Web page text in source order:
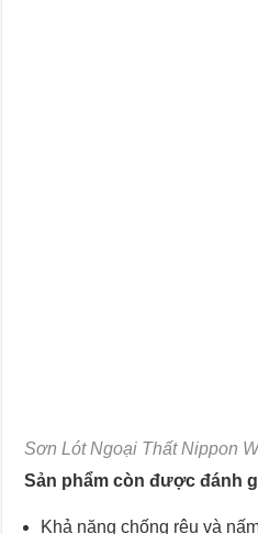
Sơn Lót Ngoại Thất Nippon
Sản phẩm còn được đánh
Khả năng chống rêu và